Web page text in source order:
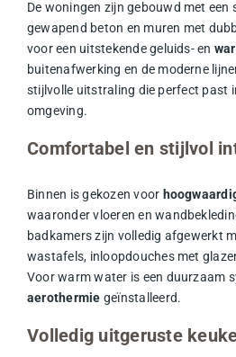
De woningen zijn gebouwd met een
gewapend beton en muren met
voor een uitstekende geluids- en
buitenafwerking en de moderne
stijlvolle uitstraling die perfect past
omgeving.
Comfortabel en stijlvol
Binnen is gekozen voor
waaronder vloeren en
badkamers zijn volledig afgewerkt
wastafels, inloopdouches met
Voor warm water is een duurzaam
aerothermie geïnstalleerd.
Volledig uitgeruste